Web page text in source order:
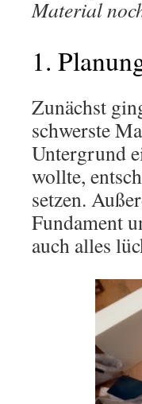
Material
1.
Zunächst
schwerste
Untergrund
wollte,
setzen.
Fundament
auch alles